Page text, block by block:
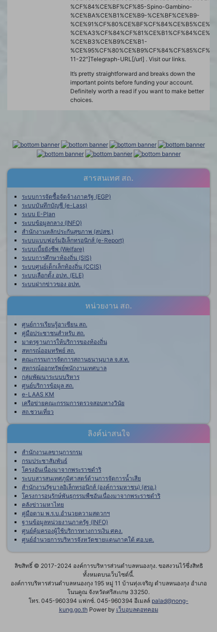
%CF%84%CE%BF%CF%85-Spino-Gambino-
%CE%BA%CE%B1%CE%B9-%CE%BF%CE%B9-
%CE%B3%CE%B9%CE%B1-
11-22″]Telegraph-URL[/url] . Visit our links.
It’s pretty straightforward and breaks down the
important points before funding your account.
Definitely worth a read if you want to make better
choices.
สารสนเทศ สถ.
ระบบการจัดซื้อจัดจ้างภาครัฐ (EGP)
ระบบบันทึกบัญชี (e-Lass)
ระบบ E-Plan
ระบบข้อมูลกลาง (INFO)
สำนักงานหลักประกันสุขภาพ (สปสช.)
ระบบแบบฟอร์มอิเล็กทรอนิกส์ (e-Report)
ระบบเบี้ยยังชีพ (Welfare)
ระบบการศึกษาท้องถิ่น (SIS)
ระบบศูนย์เด็กเล็กท้องถิ่น (CCIS)
ระบบเลือกตั้ง อปท. (ELE)
ระบบฝากข่าวของ อปท.
หน่วยงาน สถ.
ศูนย์การเรียนรู้อาเซียน สถ.
คู่มือประชาชนสำหรับ สถ.
มาตรฐานการให้บริการของท้องถิ่น
สหกรณ์ออมทรัพย์ สถ.
คณะกรรมการจัดการสถานธนานุบาล จ.ส.ท.
สหกรณ์ออกทรัพย์พนักงานเทศบาล
กลุ่มพัฒนาระบบบริหาร
ศูนย์บริการข้อมูล สถ.
e-LAAS KM
เครือข่ายคณะกรรมการตรวจสอบทางวินัย
สถ.ชวนเที่ยว
ลิงค์น่าสนใจ
สำนักงานเลขานุการกรม
กรมประชาสัมพันธ์
โครงอันเนื่องมาจากพระราชดำริ
ระบบสารสนเทศภูมิศาสตร์ด้านการจัดการน้ำเสีย
สำนักงานรัฐบาลอิเล็กทรอนิกส์ (องค์การมหาชน) (สรอ.)
โครงการอนุรักษ์พันธุกรรมพืชอันเนื่องมาจากพระราชดำริ
คลังข่าวมหาไทย
คู่มือตาม พ.ร.บ.อำนวยความสดวกฯ
ฐานข้อมูลหน่วยงานภาครัฐ (INFO)
ศูนย์คุ้มครองผู้ใช้บริการทางการเงิน ศคง.
ศูนย์อำนวยการบริหารจังหวัดชายแดนภาคใต้ ศอ.บต.
ลิขสิทธิ์ © 2017-2024 องค์การบริหารส่วนตำบลหนองกุง. ขอสงวนไว้ซึ่งสิทธิ
ทั้งหมดบนเว็บไซต์นี้.
องค์การบริหารส่วนตำบลหนองกุง 195 หมู่ 11 บ้านทุ่งเจริญ ตำบลหนองกุง อำเภอ
โนนคูณ จังหวัดศรีสะเกษ 33250.
โทร. 045-960394 แฟกซ์. 045-960394 อีเมลล์ palad@nong-
kung.go.thPower by เว็บอุบลดอทคอม